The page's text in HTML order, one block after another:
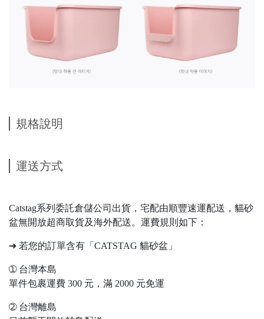
規格說明
運送方式
Catstag系列委託倉儲公司出貨，宅配由順豐速運配送，貓砂
盆無開放超商取貨及海外配送。運費規則如下：
➜ 若您的訂單含有「CATSTAG 貓砂盆」
➀ 台灣本島
單件包裹運費 300 元，滿 2000 元免運
➁ 台灣離島